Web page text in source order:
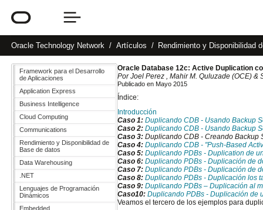
Oracle Technology Network Artículos Rendimiento y Disponibilidad
Framework para el Desarrollo
de Aplicaciones
Application Express
Business Intelligence
Cloud Computing
Communications
Rendimiento y Disponibilidad de
Base de datos
Data Warehousing
.NET
Lenguajes de Programación
Dinámicos
Embedded
Oracle Database 12c: Active Duplication
Por Joel Perez , Mahir M. Quluzade (OCE) &
Publicado en Mayo 2015
Índice:
Introducción
Caso 1: Duplicando CDB - Usando Backup
Caso 2: Duplicando CDB - Usando Backup
Caso 3: Duplicando CDB - Creando Backup
Caso 4: Duplicando CDB - "Push-Based
Caso 5: Duplicando PDBs - Duplication de
Caso 6: Duplicando PDBs - Duplicación de
Caso 7: Duplicando PDBs - Duplicación de
Caso 8: Duplicando PDBs - Duplicación los
Caso 9: Duplicando PDBs – Duplicación al
Caso10: Duplicando PDBs - Duplicación de
Veamos el tercero de los ejemplos para